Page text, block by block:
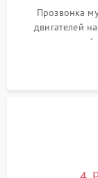
Прозвонка
двигателей
прессостата
концевика